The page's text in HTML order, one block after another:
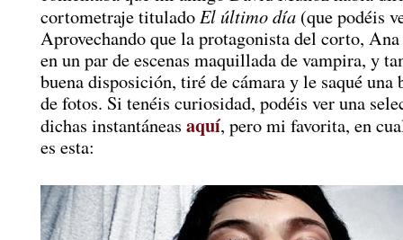
cortometraje titulado El último día (que podéis
Aprovechando que la protagonista del corto,
en un par de escenas maquillada de vampira, y
buena disposición, tiré de cámara y le saqué una
de fotos. Si tenéis curiosidad, podéis ver una
dichas instantáneas aquí, pero mi favorita, en
es esta: